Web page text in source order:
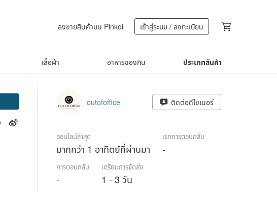
ลงขายสินค้าบน Pinkoi เข้าสู่ระบบ / ลงทะเบียน
เสื้อผ้า อาหารของกิน ประเภทสินค้า
outofoffice ติดต่อดีไซเนอร์
ออนไลน์ล่าสุด
มากกว่า 1 อาทิตย์ที่ผ่านมา
เรทการตอบกลับ
-
การตอบกลับ
-
เตรียมการจัดส่ง
1 - 3 วัน